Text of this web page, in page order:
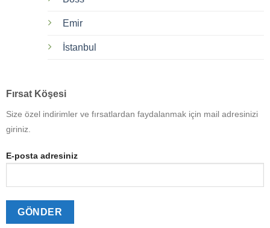
Emir
İstanbul
Fırsat Köşesi
Size özel indirimler ve fırsatlardan faydalanmak için mail adresinizi
giriniz.
E-posta adresiniz